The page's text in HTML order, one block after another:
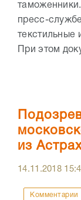
пресс-
текстильные
При этом
из
14.11.2018
Комментарии